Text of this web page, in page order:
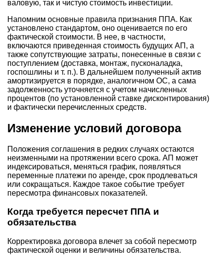
валовую, так и чистую стоимость инвестиции.
Напомним основные правила признания ППА. Как
установлено стандартом, оно оценивается по его
фактической стоимости. В нее, в частности,
включаются приведенная стоимость будущих АП, а
также сопутствующие затраты, понесенные в связи с
поступлением (доставка, монтаж, пусконаладка,
госпошлины и т. п.). В дальнейшем полученный актив
амортизируется в порядке, аналогичном ОС, а сама
задолженность уточняется с учетом начисленных
процентов (по установленной ставке дисконтирования)
и фактически перечисленных средств.
Изменение условий договора
Положения соглашения в редких случаях остаются
неизменными на протяжении всего срока. АП может
индексироваться, меняться график, появляться
переменные платежи по аренде, срок продлеваться
или сокращаться. Каждое такое событие требует
пересмотра финансовых показателей.
Когда требуется пересчет ППА и
обязательства
Корректировка договора влечет за собой пересмотр
фактической оценки и величины обязательства.